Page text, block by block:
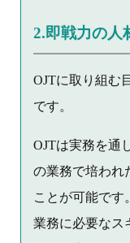
2.即戦力の人
OJTに取り組む
です。
OJTは実務を通
の業務で培われ
ことが可能です
業務に必要なス